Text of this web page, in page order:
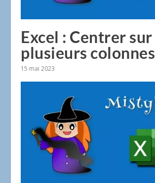
Excel : Centrer sur
plusieurs colonnes
15 mai 2023